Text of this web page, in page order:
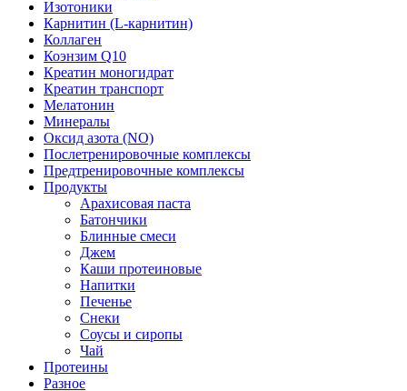
Изотоники
Карнитин (L-карнитин)
Коллаген
Коэнзим Q10
Креатин моногидрат
Креатин транспорт
Мелатонин
Минералы
Оксид азота (NO)
Послетренировочные комплексы
Предтренировочные комплексы
Продукты
Арахисовая паста
Батончики
Блинные смеси
Джем
Каши протеиновые
Напитки
Печенье
Снеки
Соусы и сиропы
Чай
Протеины
Разное